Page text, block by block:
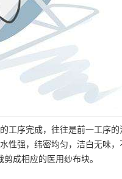
工序完成，往往是前一工序
性强，纬密均匀，洁白无味，
成相应的医用纱布块。